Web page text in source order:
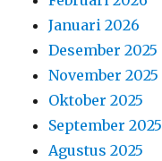
Januari 2026
Desember 2025
November 2025
Oktober 2025
September 2025
Agustus 2025